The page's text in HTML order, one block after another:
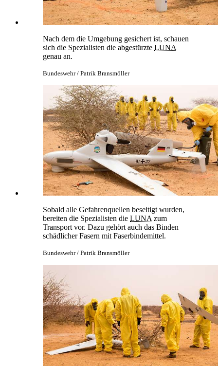
Nach dem die Umgebung gesichert ist, schauen
sich die Spezialisten die abgestürzte LUNA
genau an.
Bundeswehr / Patrik Bransmöller
Sobald alle Gefahrenquellen beseitigt wurden,
bereiten die Spezialisten die LUNA zum
Transport vor. Dazu gehört auch das Binden
schädlicher Fasern mit Faserbindemittel.
Bundeswehr / Patrik Bransmöller